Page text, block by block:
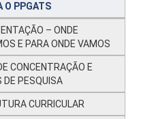
O PPGATS
– ONDE
E PARA ONDE VAMOS
CONCENTRAÇÃO E
DE PESQUISA
CURRICULAR